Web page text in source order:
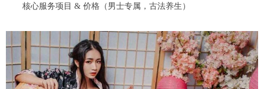
核心服务项目 & 价格（男士专属，古法养生）